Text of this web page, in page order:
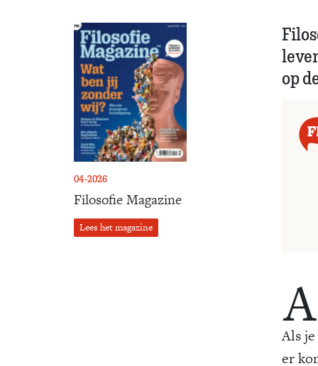
04-2026
Filosofie Magazine
Lees het magazine
op
A
Als
er